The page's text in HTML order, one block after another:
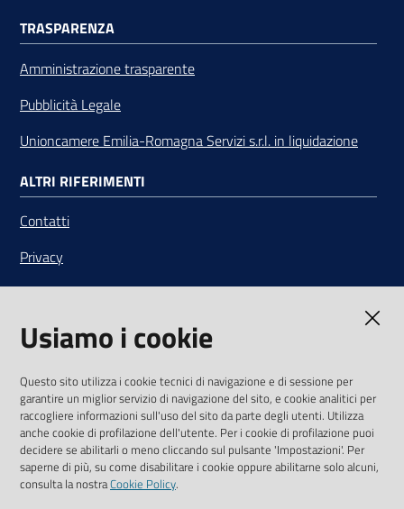
TRASPARENZA
Amministrazione trasparente
Pubblicità Legale
Unioncamere Emilia-Romagna Servizi s.r.l. in liquidazione
ALTRI RIFERIMENTI
Contatti
Privacy
Note legali
Media Policy
SEGUICI SU
YoutubeTwitterLinkedinFacebookInstagram
Usiamo i cookie
Questo sito utilizza i cookie tecnici di navigazione e di sessione per
garantire un miglior servizio di navigazione del sito, e cookie analitici per
raccogliere informazioni sull'uso del sito da parte degli utenti. Utilizza
anche cookie di profilazione dell'utente. Per i cookie di profilazione puoi
decidere se abilitarli o meno cliccando sul pulsante 'Impostazioni'. Per
saperne di più, su come disabilitare i cookie oppure abilitarne solo alcuni,
consulta la nostraCookie Policy.